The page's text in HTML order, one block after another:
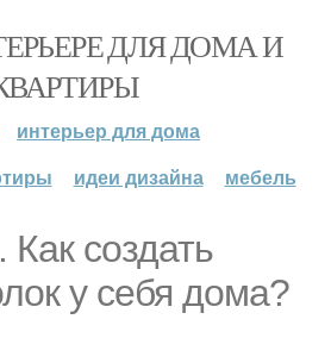
ДЛЯ ДОМА И
интерьер для дома
идеи дизайна мебель
создать
у себя дома?